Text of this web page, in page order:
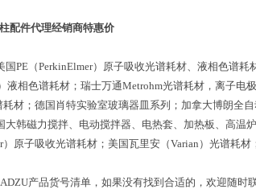
配件代理经销商特惠价
国PE（PerkinElmer）原子吸收光谱耗材、液相色谱耗
液相色谱耗材；瑞士万通Metrohm光谱耗材，离子电
耗材；德国肖特实验室玻璃器皿系列；加拿大博朗全
大韩磁力搅拌、电动搅拌器、电热套、加热板、高温
）原子吸收光谱耗材；美国瓦里安（Varian）光谱耗
产品货号清单，如果没有找到合适的，欢迎随时